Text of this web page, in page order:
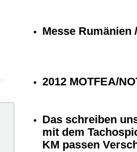
Messe Rumänien
2012 MOTFEA/
Das schreiben
mit dem
KM passen